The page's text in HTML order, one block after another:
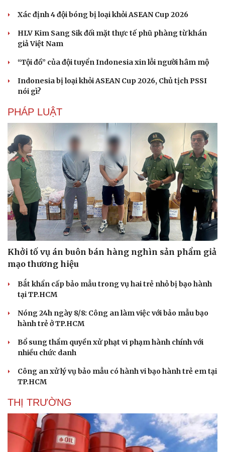
Văn hóa
Sân khấu - Điện ảnh
Văn học
Âm nhạc
Di sản
Nghệ sĩ
Thời trang
Sao Việt
Xác định 4 đội bóng bị loại khỏi ASEAN Cup 2026
HLV Kim Sang Sik đối mặt thực tế phũ phàng từ khán
giả Việt Nam
“Tội đồ” của đội tuyển Indonesia xin lỗi người hâm mộ
Indonesia bị loại khỏi ASEAN Cup 2026, Chủ tịch PSSI
nói gì?
PHÁP LUẬT
Khởi tố vụ án buôn bán hàng nghìn sản phẩm giả
mạo thương hiệu
Bắt khẩn cấp bảo mẫu trong vụ hai trẻ nhỏ bị bạo hành
tại TP.HCM
Nóng 24h ngày 8/8: Công an làm việc với bảo mẫu bạo
hành trẻ ở TP.HCM
Bổ sung thẩm quyền xử phạt vi phạm hành chính với
nhiều chức danh
Công an xử lý vụ bảo mẫu có hành vi bạo hành trẻ em tại
TP.HCM
THỊ TRƯỜNG